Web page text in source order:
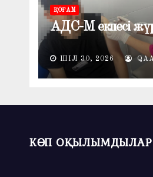
ҚОҒАМ
АДС-М екпесі
ШІЛ 30, 2026
КӨП ОҚЫЛЫМДЫЛАР